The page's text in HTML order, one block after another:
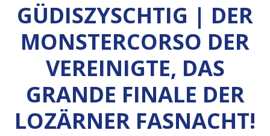
GÜDISZYSCHTIG | DER
MONSTERCORSO DER
VEREINIGTE, DAS
GRANDE FINALE DER
LOZÄRNER FASNACHT!